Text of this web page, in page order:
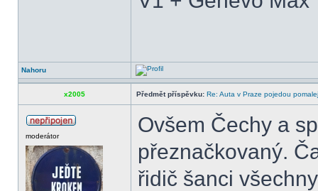
Nahoru
x2005 Předmět příspěvku: Re: Auta v Praze pojedou
moderátor
Ovšem Čechy a
přeznačkovaný.
řidič šanci